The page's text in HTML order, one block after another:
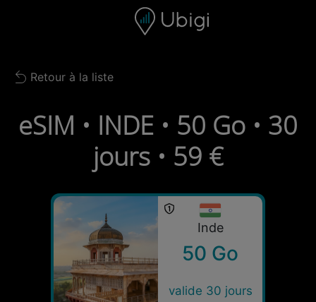
Barre de navigation Bas de page
Back to list
Retour à la liste
eSIM • INDE • 50 Go • 30
jours • 59 €
Inde
50 Go
valide 30 jours